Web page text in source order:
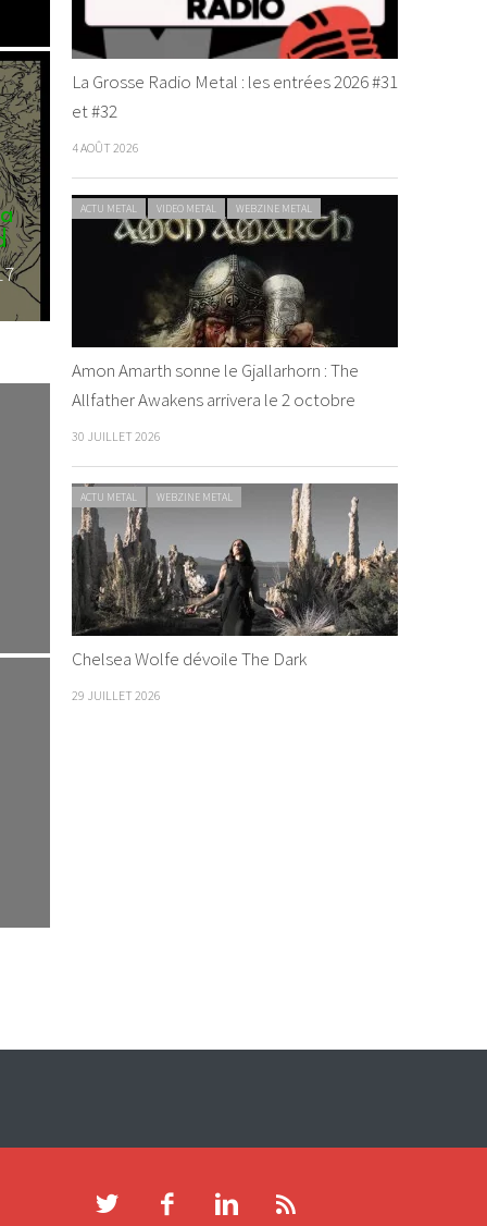
La Grosse Radio Metal : les entrées 2026 #31
et #32
4 AOÛT 2026
ACTU METAL VIDEO METAL WEBZINE METAL
Amon Amarth sonne le Gjallarhorn : The
Allfather Awakens arrivera le 2 octobre
30 JUILLET 2026
ACTU METAL WEBZINE METAL
Chelsea Wolfe dévoile The Dark
29 JUILLET 2026